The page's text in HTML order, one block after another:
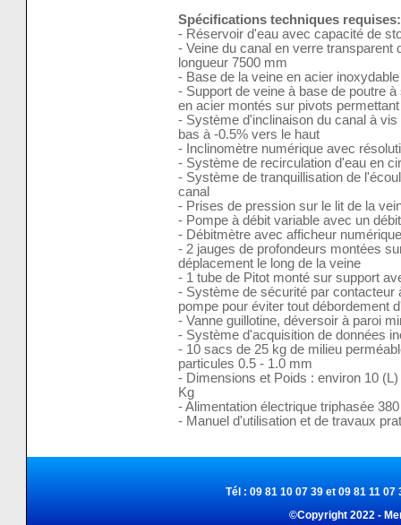
Spécifications techniques requises:
- Réservoir d'eau avec capacité de
- Veine du canal en verre transparent
longueur 7500 mm
- Base de la veine en acier inoxydable
- Support de veine à base de poutre
en acier montés sur pivots
- Système d'inclinaison du canal à
bas à -0.5% vers le haut
- Inclinomètre numérique avec
- Système de recirculation d'eau en
- Système de tranquillisation de
canal
- Prises de pression sur le lit de la
- Pompe à débit variable avec un
- Débitmètre avec afficheur numérique
- 2 jauges de profondeurs montées
déplacement le long de la veine
- 1 tube de Pitot monté sur support
- Système de sécurité par contacteur
pompe pour éviter tout débordement
- Vanne guillotine, déversoir à paroi
- Système d'acquisition de données
- 10 sacs de 25 kg de milieu
particules 0.5 - 1.0 mm
- Dimensions et Poids : environ 10
Kg
- Alimentation électrique triphasée
- Manuel d'utilisation et de travaux
Tél : 09 81 10 07 39 et 09 81 11
©Copyright 2022 -